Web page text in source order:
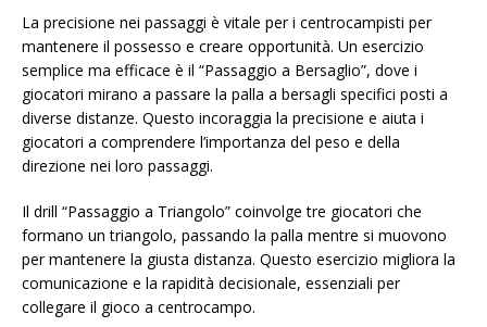
La precisione nei passaggi è vitale per i centrocampisti per
mantenere il possesso e creare opportunità. Un esercizio
semplice ma efficace è il “Passaggio a Bersaglio”, dove i
giocatori mirano a passare la palla a bersagli specifici posti a
diverse distanze. Questo incoraggia la precisione e aiuta i
giocatori a comprendere l’importanza del peso e della
direzione nei loro passaggi.
Il drill “Passaggio a Triangolo” coinvolge tre giocatori che
formano un triangolo, passando la palla mentre si muovono
per mantenere la giusta distanza. Questo esercizio migliora la
comunicazione e la rapidità decisionale, essenziali per
collegare il gioco a centrocampo.